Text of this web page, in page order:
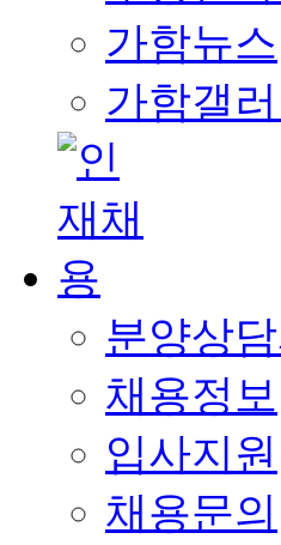
가함뉴스
가함갤
분양상
채용정보
입사지원
채용문의